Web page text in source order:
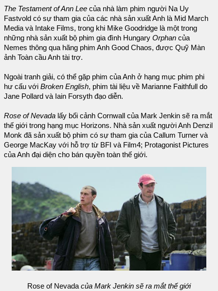
The Testament of Ann Lee của nhà làm phim người Na Uy
Fastvold có sự tham gia của các nhà sản xuất Anh là Mid March
Media và Intake Films, trong khi Mike Goodridge là một trong
những nhà sản xuất bộ phim gia đình Hungary Orphan của
Nemes thông qua hãng phim Anh Good Chaos, được Quỹ Màn
ảnh Toàn cầu Anh tài trợ.
Ngoài tranh giải, có thể gặp phim của Anh ở hạng mục phim phi
hư cấu với Broken English, phim tài liệu về Marianne Faithfull do
Jane Pollard và Iain Forsyth đạo diễn.
Rose of Nevada lấy bối cảnh Cornwall của Mark Jenkin sẽ ra mắt
thế giới trong hạng mục Horizons. Nhà sản xuất người Anh Denzil
Monk đã sản xuất bộ phim có sự tham gia của Callum Turner và
George MacKay với hỗ trợ từ BFI và Film4; Protagonist Pictures
của Anh đại diện cho bán quyền toàn thế giới.
Rose of Nevadacủa Mark Jenkin sẽ ra mắt thế giới